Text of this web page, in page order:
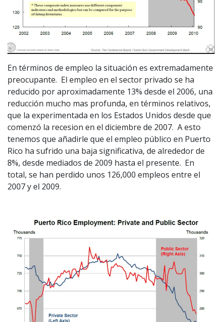
En términos de empleo la situación es extremadamente
preocupante. El empleo en el sector privado se ha
reducido por aproximadamente 13% desde el 2006, una
reducción mucho mas profunda, en términos relativos,
que la experimentada en los Estados Unidos desde que
comenzó la recesion en el diciembre de 2007. A esto
tenemos que añadirle que el empleo público en Puerto
Rico ha sufrido una baja significativa, de alrededor de
8%, desde mediados de 2009 hasta el presente. En
total, se han perdido unos 126,000 empleos entre el
2007 y el 2009.